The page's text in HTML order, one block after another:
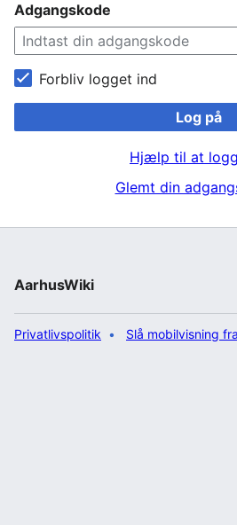
Adgangskode
Forbliv logget ind
Log på
Hjælp til at
Glemt din
AarhusWiki
Privatlivspolitik Slå mobilvisning fra